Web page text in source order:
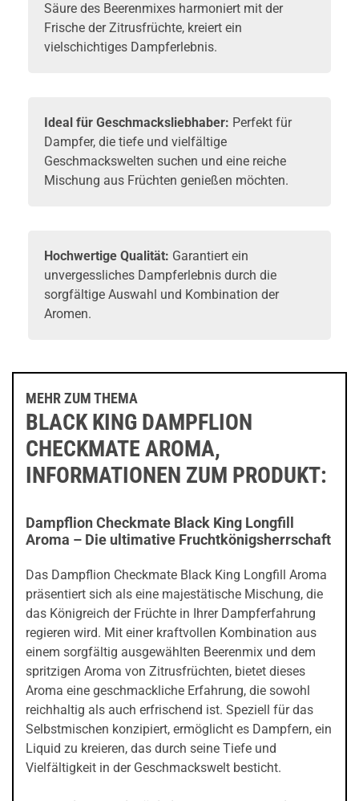
Säure des Beerenmixes harmoniert mit der
Frische der Zitrusfrüchte, kreiert ein
vielschichtiges Dampferlebnis.
Ideal für Geschmacksliebhaber: Perfekt für
Dampfer, die tiefe und vielfältige
Geschmackswelten suchen und eine reiche
Mischung aus Früchten genießen möchten.
Hochwertige Qualität: Garantiert ein
unvergessliches Dampferlebnis durch die
sorgfältige Auswahl und Kombination der
Aromen.
MEHR ZUM THEMA
BLACK KING DAMPFLION
CHECKMATE AROMA,
INFORMATIONEN ZUM PRODUKT:
Dampflion Checkmate Black King Longfill
Aroma – Die ultimative Fruchtkönigsherrschaft
Das Dampflion Checkmate Black King Longfill Aroma
präsentiert sich als eine majestätische Mischung, die
das Königreich der Früchte in Ihrer Dampferfahrung
regieren wird. Mit einer kraftvollen Kombination aus
einem sorgfältig ausgewählten Beerenmix und dem
spritzigen Aroma von Zitrusfrüchten, bietet dieses
Aroma eine geschmackliche Erfahrung, die sowohl
reichhaltig als auch erfrischend ist. Speziell für das
Selbstmischen konzipiert, ermöglicht es Dampfern, ein
Liquid zu kreieren, das durch seine Tiefe und
Vielfältigkeit in der Geschmackswelt besticht.